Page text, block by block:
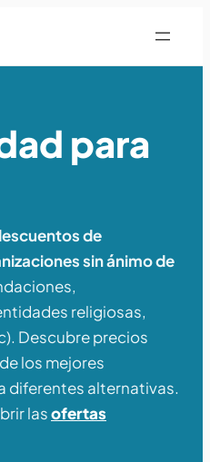
para
de
sin ánimo de
religiosas,
Descubre precios
los mejores
diferentes alternativas.
lasofertas